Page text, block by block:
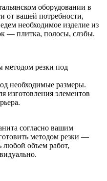
оборудовании в
от вашей потребности,
необходимое изделие из
— плитка, полосы, слэбы.
методом резки под
необходимые размеры.
изготовления элементов
согласно вашим
методом резки —
любой объем работ,